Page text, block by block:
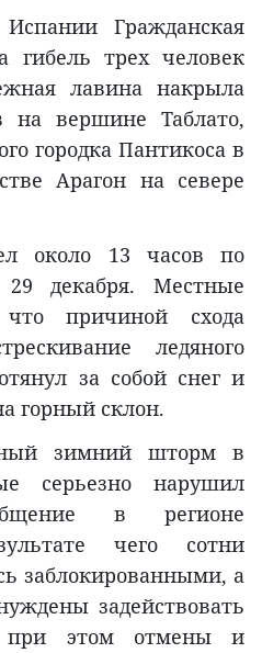
Гражданская
гибель трех человек
лавина накрыла
на вершине Таблато,
городка Пантикоса в
Арагон на севере
около 13 часов по
декабря. Местные
причиной схода
ледяного
за собой снег и
горный склон.
зимний шторм в
серьезно нарушил
в регионе
чего сотни
заблокированными, а
задействовать
при этом отмены и